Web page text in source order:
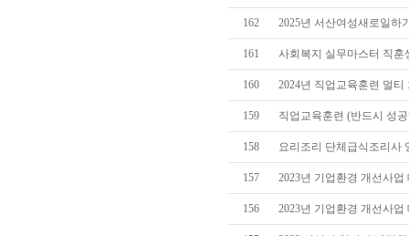
162 2025년 서산여성새로일하
161 사회복지 실무마스터 직훈
160 2024년 직업교육훈련 멀
159 직업교육훈련 (반드시 성
158 요리조리 단체급식조리사
157 2023년 기업환경 개선사
156 2023년 기업환경 개선사